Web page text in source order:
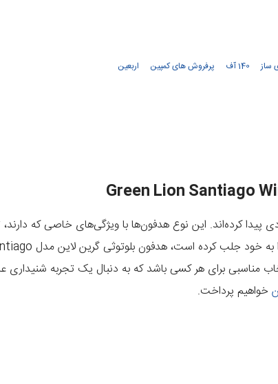
ساز 140 آف پرفروش های کمپین اربعین
پیدا کرده‌اند. این نوع هدفون‌ها با ویژگی‌های خاصی که
به خود جلب کرده است، هدفون بلوتوثی گرین لاین مدل Santiago
مناسبی برای هر کسی باشد که به دنبال یک تجربه شنیداری
خواهیم پرداخت.